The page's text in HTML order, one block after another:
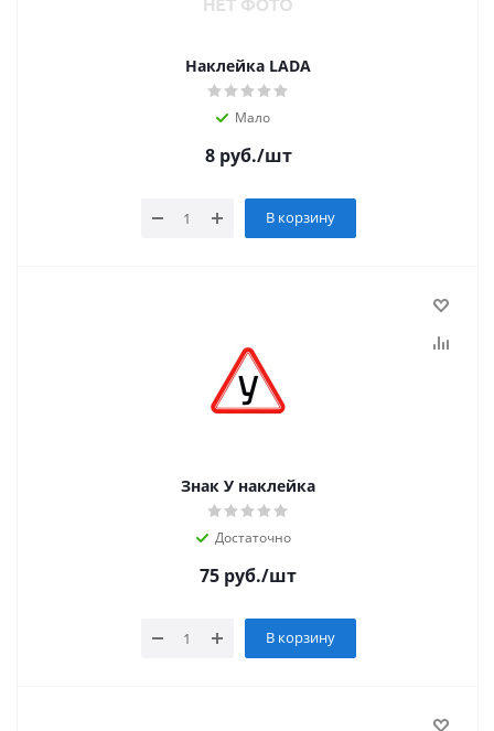
Наклейка LADA
Мало
8руб./шт
В корзину
Знак У наклейка
Достаточно
75 руб./шт
В корзину